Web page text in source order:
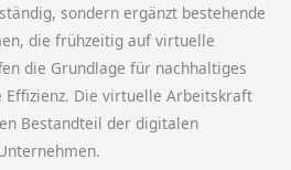
sondern ergänzt bestehende
die frühzeitig auf virtuelle
die Grundlage für nachhaltiges
Effizienz. Die virtuelle Arbeitskraft
Bestandteil der digitalen